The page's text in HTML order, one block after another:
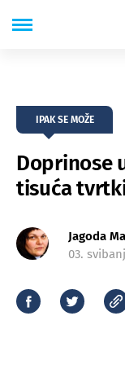
IPAK SE MOŽE
Doprinose
tisuća
Jagoda
03.